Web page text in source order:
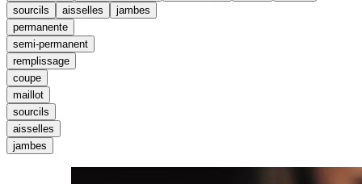
sourcils
aisselles
jambes
permanente
semi-permanent
remplissage
coupe
maillot
sourcils
aisselles
jambes